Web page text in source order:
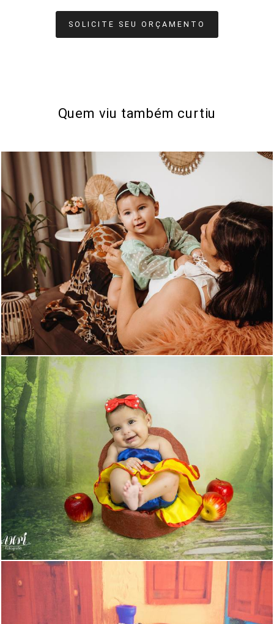
SOLICITE SEU ORÇAMENTO
Quem viu também curtiu
520 0
584 5